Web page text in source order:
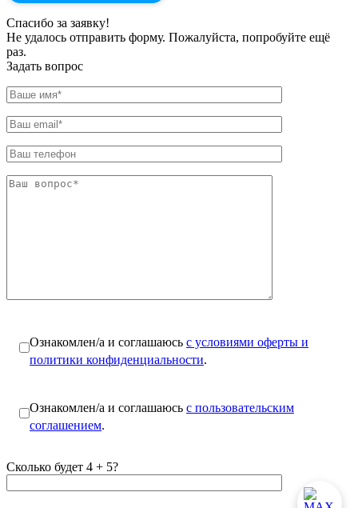
Спасибо за заявку!
Не удалось отправить форму. Пожалуйста, попробуйте ещё
раз.
Задать вопрос
Ознакомлен/а и соглашаюсь с условиями оферты и
политики конфиденциальности.
Ознакомлен/а и соглашаюсь с пользовательским
соглашением.
Сколько будет 4 + 5?